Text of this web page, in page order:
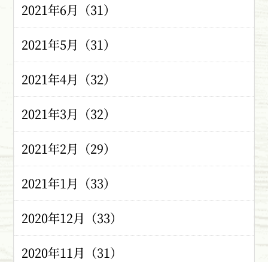
2021年6月（31）
2021年5月（31）
2021年4月（32）
2021年3月（32）
2021年2月（29）
2021年1月（33）
2020年12月（33）
2020年11月（31）